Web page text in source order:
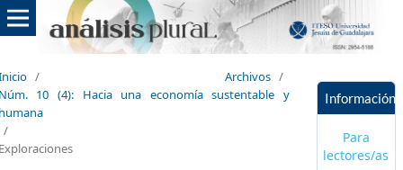
/ Archivos /
10 (4): Hacia una economía sustentable y
/
Información
Para
lectores/as